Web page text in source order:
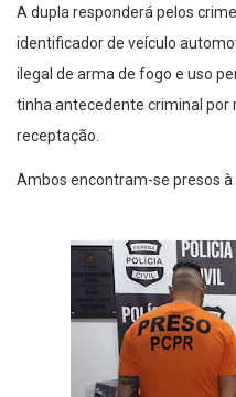
A dupla responderá pelos
identificador de veículo
ilegal de arma de fogo e uso
tinha antecedente criminal por
receptação.
Ambos encontram-se presos à